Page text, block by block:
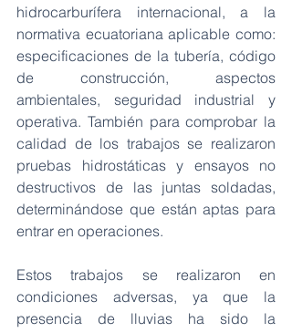
hidrocarburífera internacional, a la
normativa ecuatoriana aplicable como:
especificaciones de la tubería, código
de construcción, aspectos
ambientales, seguridad industrial y
operativa. También para comprobar la
calidad de los trabajos se realizaron
pruebas hidrostáticas y ensayos no
destructivos de las juntas soldadas,
determinándose que están aptas para
entrar en operaciones.
Estos trabajos se realizaron en
condiciones adversas, ya que la
presencia de lluvias ha sido la